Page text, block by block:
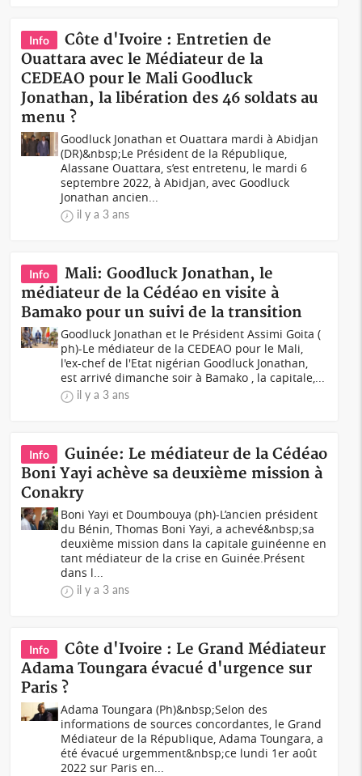
Info
Côte d'Ivoire : Entretien de
Ouattara avec le Médiateur de la
CEDEAO pour le Mali Goodluck
Jonathan, la libération des 46 soldats au
menu ?
Goodluck Jonathan et Ouattara mardi à Abidjan
(DR)&nbsp;Le Président de la République,
Alassane Ouattara, s’est entretenu, le mardi 6
septembre 2022, à Abidjan, avec Goodluck
Jonathan ancien...
il y a 3 ans
Info
Mali: Goodluck Jonathan, le
médiateur de la Cédéao en visite à
Bamako pour un suivi de la transition
Goodluck Jonathan et le Président Assimi Goita (
ph)-Le médiateur de la CEDEAO pour le Mali,
l'ex-chef de l'Etat nigérian Goodluck Jonathan,
est arrivé dimanche soir à Bamako , la capitale,...
il y a 3 ans
Info
Guinée: Le médiateur de la Cédéao
Boni Yayi achève sa deuxième mission à
Conakry
Boni Yayi et Doumbouya (ph)-L’ancien président
du Bénin, Thomas Boni Yayi, a achevé&nbsp;sa
deuxième mission dans la capitale guinéenne en
tant médiateur de la crise en Guinée.Présent
dans l...
il y a 3 ans
Info
Côte d'Ivoire : Le Grand Médiateur
Adama Toungara évacué d'urgence sur
Paris ?
Adama Toungara (Ph)&nbsp;Selon des
informations de sources concordantes, le Grand
Médiateur de la République, Adama Toungara, a
été évacué urgemment&nbsp;ce lundi 1er août
2022 sur Paris en...